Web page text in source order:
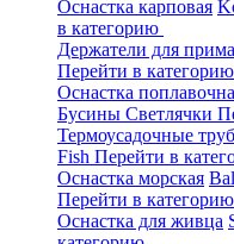
Оснастка карповая
в категорию
Держатели для
Перейти в категорию
Оснастка
Бусины Светлячки
Термоусадочные
Fish Перейти в
Оснастка морская
Перейти в категорию
Оснастка для живца